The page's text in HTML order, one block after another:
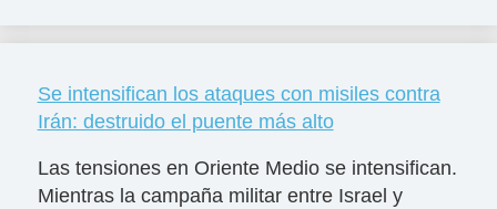
Se intensifican los ataques con misiles contra
Irán: destruido el puente más alto
Las tensiones en Oriente Medio se intensifican.
Mientras la campaña militar entre Israel y